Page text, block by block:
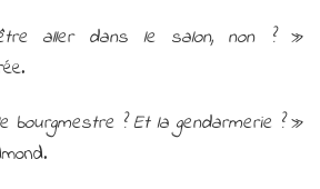
aller dans le salon, non ?»
bourgmestre ? Et la gendarmerie ?»